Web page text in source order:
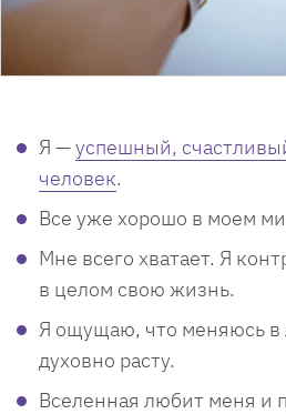
Я —успешный,
человек.
Все уже хорошо в моем
Мне всего хватает. Я
в целом свою жизнь.
Я ощущаю, что меняюсь в
духовно расту.
Вселенная любит меня и